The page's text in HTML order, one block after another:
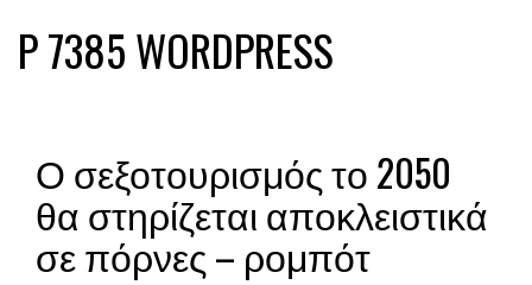
P 7385 WORDPRESS
Ο σεξοτουρισμός το 2050
θα στηρίζεται αποκλειστικά
σε πόρνες – ρομπότ